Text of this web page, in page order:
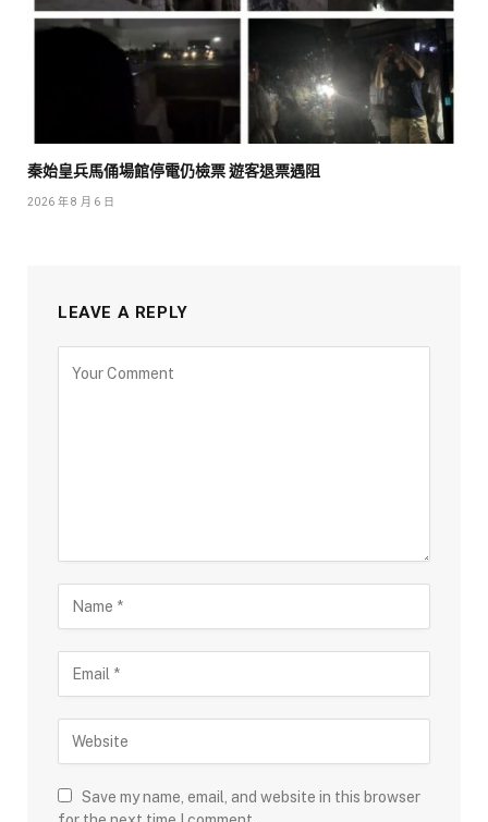
秦始皇兵馬俑場館停電仍檢票 遊客退票遇阻
2026 年 8 月 6 日
LEAVE A REPLY
Save my name, email, and website in this browser